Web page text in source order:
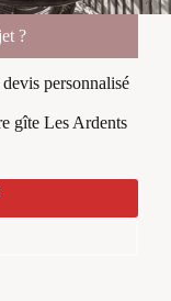
?
personnalisé
gîte Les Ardents